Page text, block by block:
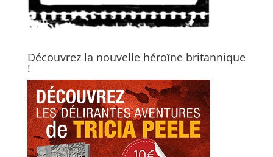
Découvrez la nouvelle héroïne britannique
!